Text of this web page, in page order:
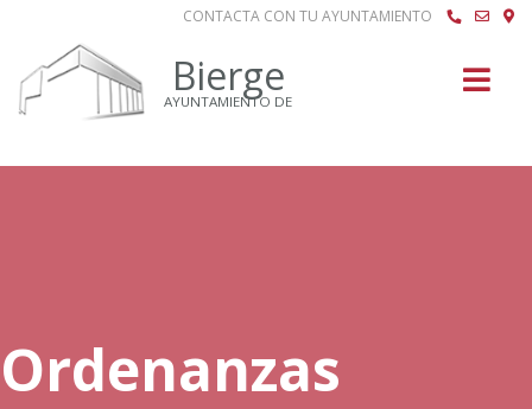
CONTACTA CON TU AYUNTAMIENTO
Bierge
AYUNTAMIENTO DE
Ordenanzas